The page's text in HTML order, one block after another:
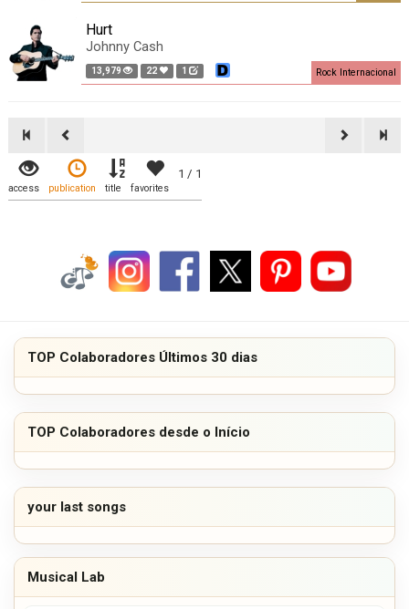
Hurt
Johnny Cash
13,979 22 1 Rock Internacional
1 / 1
access publication title favorites
TOP Colaboradores Últimos 30 dias
TOP Colaboradores desde o Início
your last songs
Musical Lab